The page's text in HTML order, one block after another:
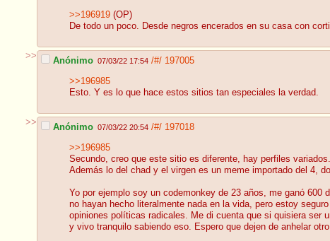
>>196919 (OP)
De todo un poco. Desde negros encerados en su casa con
>> Anónimo 07/03/22 17:54 /#/ 197005
>>196985
Esto. Y es lo que hace estos sitios tan especiales la verdad.
>> Anónimo 07/03/22 20:54 /#/ 197018
>>196985
Secundo, creo que este sitio es diferente, hay perfiles variados.
Además lo del chad y el virgen es un meme importado del 4,
Yo por ejemplo soy un codemonkey de 23 años, me ganó
no hayan hecho literalmente nada en la vida, pero estoy
opiniones políticas radicales. Me di cuenta que si quisiera ser
y vivo tranquilo sabiendo eso. Espero que dejen de anhelar